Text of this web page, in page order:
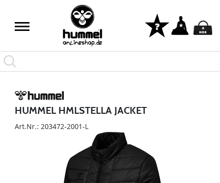
HUMMEL HMLSTELLA JACKET
Art.Nr.: 203472-2001-L